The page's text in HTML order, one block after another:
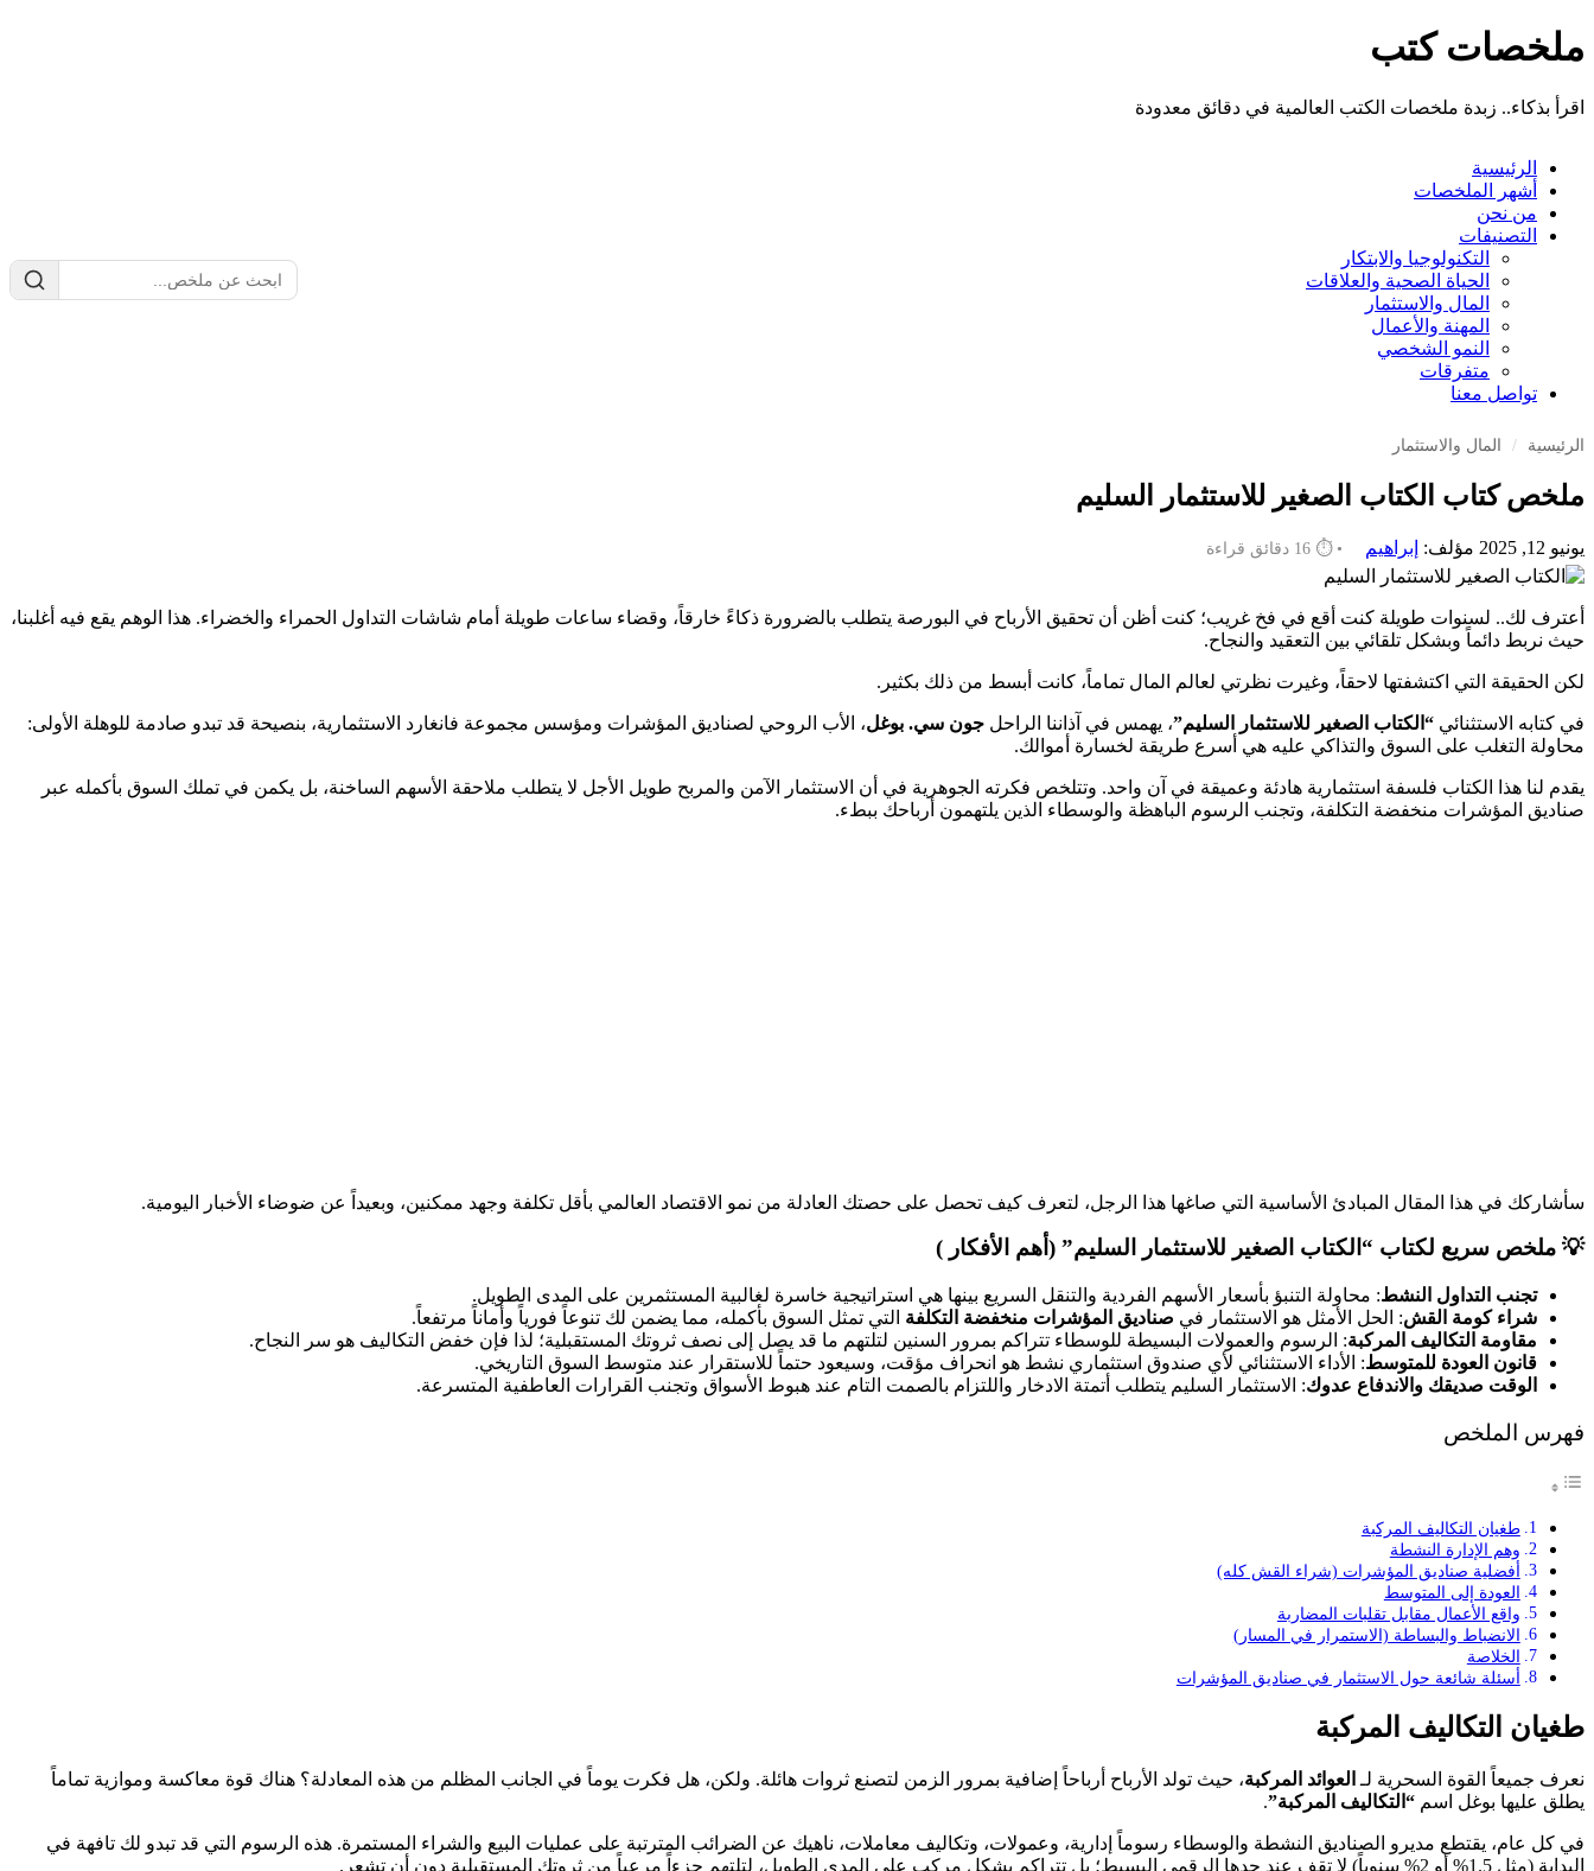
ملخصات كتب
اقرأ بذكاء.. زبدة ملخصات الكتب العالمية في دقائق معدودة
الرئيسية
أشهر الملخصات
من نحن
التصنيفات
التكنولوجيا والابتكار
الحياة الصحية والعلاقات
المال والاستثمار
المهنة والأعمال
النمو الشخصي
متفرقات
تواصل معنا
الرئيسية / المال والاستثمار
ملخص كتاب الكتاب الصغير للاستثمار السليم
يونيو 12, 2025 مؤلف: إبراهيم • ⏱️ 16 دقائق قراءة
أعترف لك.. لسنوات طويلة كنت أقع في فخ غريب؛ كنت أظن أن تحقيق الأرباح في البورصة يتطلب بالضرورة ذكاءً خارقاً، وقضاء ساعات طويلة أمام شاشات التداول الحمراء والخضراء. هذا الوهم يقع فيه أغلبنا،
حيث نربط دائماً وبشكل تلقائي بين التعقيد والنجاح.
لكن الحقيقة التي اكتشفتها لاحقاً، وغيرت نظرتي لعالم المال تماماً، كانت أبسط من ذلك بكثير.
في كتابه الاستثنائي “الكتاب الصغير للاستثمار السليم”، يهمس في آذاننا الراحل جون سي. بوغل، الأب الروحي لصناديق المؤشرات ومؤسس مجموعة فانغارد الاستثمارية، بنصيحة قد تبدو صادمة للوهلة الأولى:
محاولة التغلب على السوق والتذاكي عليه هي أسرع طريقة لخسارة أموالك.
يقدم لنا هذا الكتاب فلسفة استثمارية هادئة وعميقة في آن واحد. وتتلخص فكرته الجوهرية في أن الاستثمار الآمن والمربح طويل الأجل لا يتطلب ملاحقة الأسهم الساخنة، بل يكمن في تملك السوق بأكمله عبر
صناديق المؤشرات منخفضة التكلفة، وتجنب الرسوم الباهظة والوسطاء الذين يلتهمون أرباحك ببطء.
سأشاركك في هذا المقال المبادئ الأساسية التي صاغها هذا الرجل، لتعرف كيف تحصل على حصتك العادلة من نمو الاقتصاد العالمي بأقل تكلفة وجهد ممكنين، وبعيداً عن ضوضاء الأخبار اليومية.
💡 ملخص سريع لكتاب “الكتاب الصغير للاستثمار السليم” (أهم الأفكار )
تجنب التداول النشط: محاولة التنبؤ بأسعار الأسهم الفردية والتنقل السريع بينها هي استراتيجية خاسرة لغالبية المستثمرين على المدى الطويل.
شراء كومة القش: الحل الأمثل هو الاستثمار في صناديق المؤشرات منخفضة التكلفة التي تمثل السوق بأكمله، مما يضمن لك تنوعاً فورياً وأماناً مرتفعاً.
مقاومة التكاليف المركبة: الرسوم والعمولات البسيطة للوسطاء تتراكم بمرور السنين لتلتهم ما قد يصل إلى نصف ثروتك المستقبلية؛ لذا فإن خفض التكاليف هو سر النجاح.
قانون العودة للمتوسط: الأداء الاستثنائي لأي صندوق استثماري نشط هو انحراف مؤقت، وسيعود حتماً للاستقرار عند متوسط السوق التاريخي.
الوقت صديقك والاندفاع عدوك: الاستثمار السليم يتطلب أتمتة الادخار واللتزام بالصمت التام عند هبوط الأسواق وتجنب القرارات العاطفية المتسرعة.
فهرس الملخص
طغيان التكاليف المركبة
وهم الإدارة النشطة
أفضلية صناديق المؤشرات (شراء القش كله)
العودة إلى المتوسط
واقع الأعمال مقابل تقلبات المضاربة
الانضباط والبساطة (الاستمرار في المسار)
الخلاصة
أسئلة شائعة حول الاستثمار في صناديق المؤشرات
طغيان التكاليف المركبة
نعرف جميعاً القوة السحرية لـ العوائد المركبة، حيث تولد الأرباح أرباحاً إضافية بمرور الزمن لتصنع ثروات هائلة. ولكن، هل فكرت يوماً في الجانب المظلم من هذه المعادلة؟ هناك قوة معاكسة وموازية تماماً
يطلق عليها بوغل اسم “التكاليف المركبة”.
في كل عام، يقتطع مديرو الصناديق النشطة والوسطاء رسوماً إدارية، وعمولات، وتكاليف معاملات، ناهيك عن الضرائب المترتبة على عمليات البيع والشراء المستمرة. هذه الرسوم التي قد تبدو لك تافهة في
البداية (مثل 1.5% أو 2% سنوياً) لا تقف عند حدها الرقمي البسيط؛ بل تتراكم بشكل مركب على المدى الطويل، لتلتهم جزءاً مرعباً من ثروتك المستقبلية دون أن تشعر.